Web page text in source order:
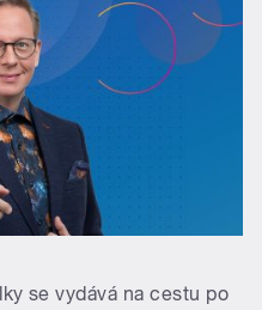
se vydává na cestu po